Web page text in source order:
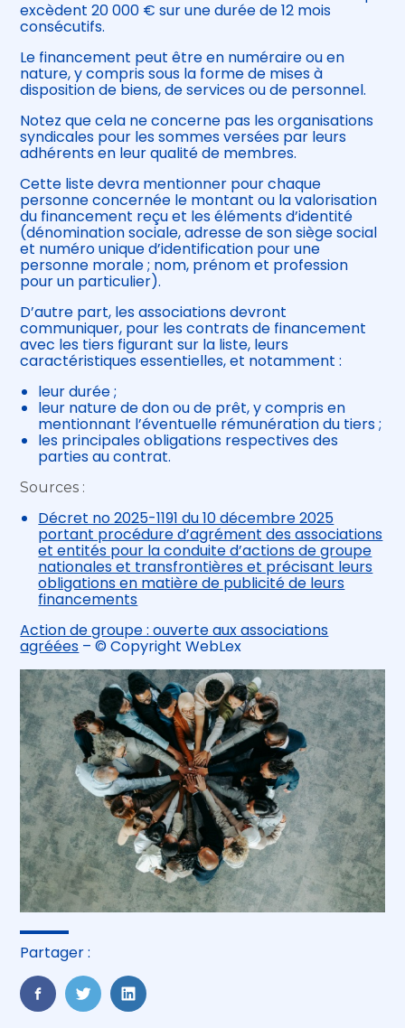
excèdent 20 000 € sur une durée de 12 mois
consécutifs.
Le financement peut être en numéraire ou en
nature, y compris sous la forme de mises à
disposition de biens, de services ou de personnel.
Notez que cela ne concerne pas les organisations
syndicales pour les sommes versées par leurs
adhérents en leur qualité de membres.
Cette liste devra mentionner pour chaque
personne concernée le montant ou la valorisation
du financement reçu et les éléments d’identité
(dénomination sociale, adresse de son siège social
et numéro unique d’identification pour une
personne morale ; nom, prénom et profession
pour un particulier).
D’autre part, les associations devront
communiquer, pour les contrats de financement
avec les tiers figurant sur la liste, leurs
caractéristiques essentielles, et notamment :
leur durée ;
leur nature de don ou de prêt, y compris en
mentionnant l’éventuelle rémunération du tiers ;
les principales obligations respectives des
parties au contrat.
Sources :
Décret no 2025-1191 du 10 décembre 2025
portant procédure d’agrément des associations
et entités pour la conduite d’actions de groupe
nationales et transfrontières et précisant leurs
obligations en matière de publicité de leurs
financements
Action de groupe : ouverte aux associations
agréées – © Copyright WebLex
Partager :
FaceBook
TwitterLinkedIn